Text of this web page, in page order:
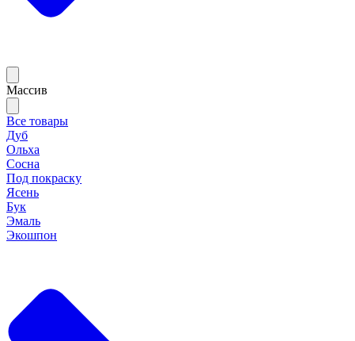
Массив
Все товары
Дуб
Ольха
Сосна
Под покраску
Ясень
Бук
Эмаль
Экошпон